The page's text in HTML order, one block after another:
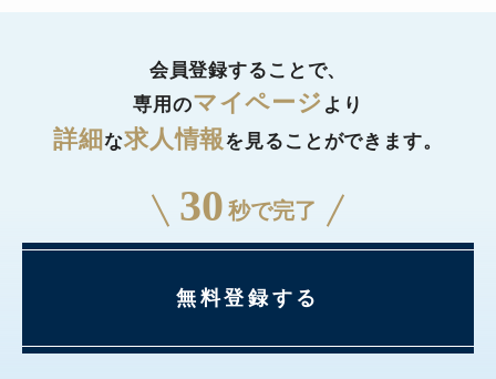
会員登録することで、
専用のマイページ より
詳細な求人情報を見ることができます。
30 秒で完了
無料登録する